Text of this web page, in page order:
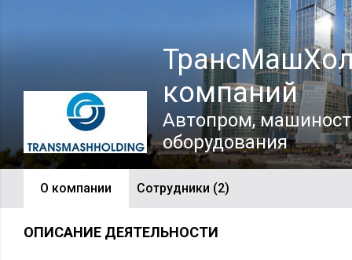
компаний
Автопром,
оборудования
О компании Сотрудники (2)
ОПИСАНИЕ ДЕЯТЕЛЬНОСТИ